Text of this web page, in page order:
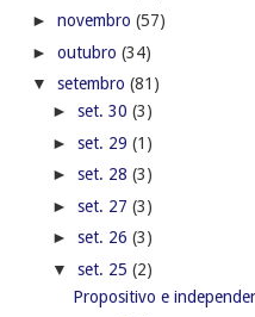
► novembro (57)
► outubro (34)
▼ setembro (81)
► set. 30 (3)
► set. 29 (1)
► set. 28 (3)
► set. 27 (3)
► set. 26 (3)
▼ set. 25 (2)
Propositivo e